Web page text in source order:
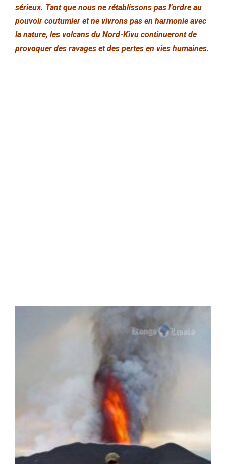
sérieux. Tant que nous ne rétablissons pas l’ordre au
pouvoir coutumier et ne vivrons pas en harmonie avec
la nature, les volcans du Nord-Kivu continueront de
provoquer des ravages et des pertes en vies humaines.